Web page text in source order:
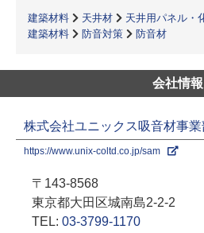
建築材料 天井材
天井用パネル・
建築材料
防音対策 防音材
会社情報
株式会社ユニックス吸音材事業
https://www.unix-coltd.co.jp/sam
〒143-8568
東京都大田区城南島2-2-2
TEL: 03-3799-1170